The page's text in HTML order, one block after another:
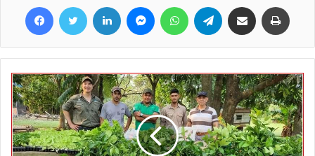
Facebook Twitter LinkedIn MessengerWhatsApp Telegram Compartir por correo electrónico